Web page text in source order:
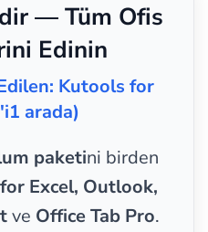
— Tüm Ofis
Edinin
Kutools for
arada)
paketini birden
Excel, Outlook,
ve Office Tab Pro.